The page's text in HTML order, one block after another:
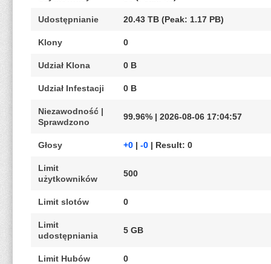
Udostępnianie 20.43 TB (Peak: 1.17 PB)
Klony 0
Udział Klona 0 B
Udział Infestacji 0 B
Niezawodność |
Sprawdzono
99.96% | 2026-08-06 17:04:57
Głosy +0 | -0 | Result: 0
Limit
użytkowników
500
Limit slotów 0
Limit
udostępniania
5 GB
Limit Hubów 0